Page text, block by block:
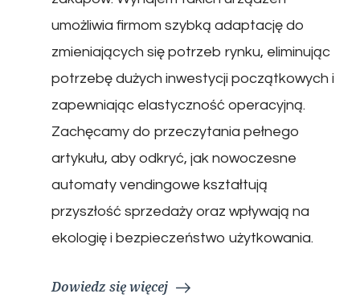
umożliwia firmom szybką adaptację do
zmieniających się potrzeb rynku, eliminując
potrzebę dużych inwestycji początkowych i
zapewniając elastyczność operacyjną.
Zachęcamy do przeczytania pełnego
artykułu, aby odkryć, jak nowoczesne
automaty vendingowe kształtują
przyszłość sprzedaży oraz wpływają na
ekologię i bezpieczeństwo użytkowania.
Dowiedz się więcej